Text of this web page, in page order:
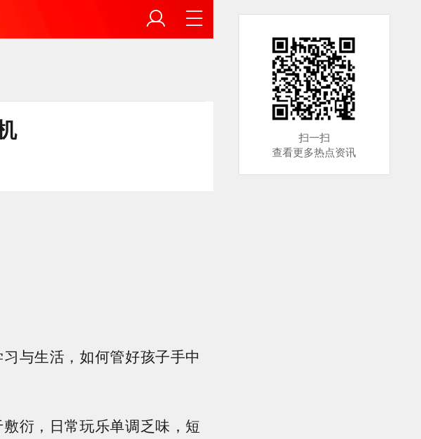
与生活，如何管好孩子手中
衍，日常玩乐单调乏味，短
扫一扫
查看更多热点资讯